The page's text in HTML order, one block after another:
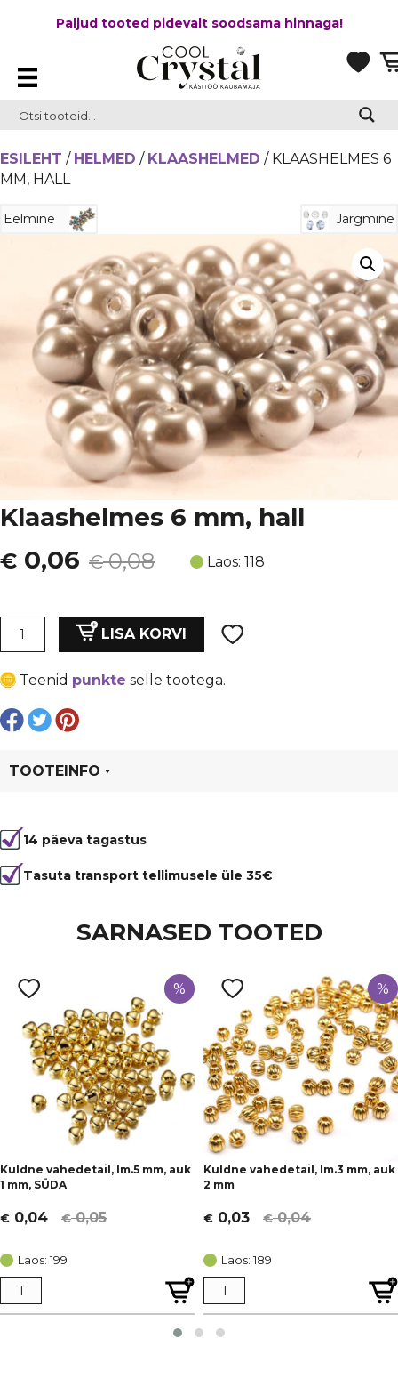
Paljud tooted pidevalt soodsama hinnaga!
ESILEHT / HELMED / KLAASHELMED / KLAASHELMES 6
MM, HALL
Eelmine Järgmine
Klaashelmes 6 mm, hall
€0,08
Algne
oli:
€ 0,08.
€ 0,06
Current
is:
€ 0,06.
Laos: 118
Klaashelmes
hall
kogus
LISA KORVI
Teenid punkte selle tootega.
TOOTEINFO
Värvus
Hall
Kuju
ümmargune
14 päeva tagastus
Tasuta transport tellimusele üle 35€
SARNASED TOOTED
%
Kuldne vahedetail, lm.5 mm, auk
1 mm, SÜDA
€0,05
Algne
oli:
€ 0,05.
€ 0,04
Current
is:
€ 0,04.
Laos: 199
%
Kuldne vahedetail, lm.3 mm, auk
2 mm
€0,04
Algne
oli:
€ 0,04.
€ 0,03
Current
is:
€ 0,03.
Laos: 189